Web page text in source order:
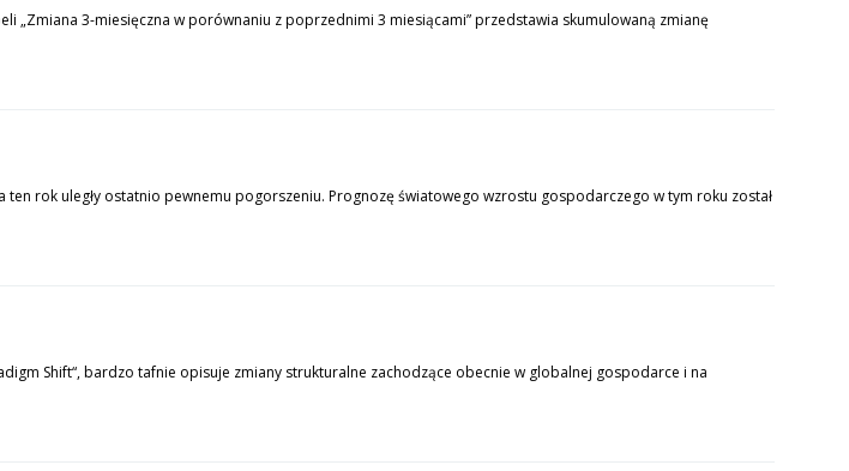
3-miesięczna w porównaniu z poprzednimi 3 miesiącami” przedstawia skumulowaną zmianę
rok uległy ostatnio pewnemu pogorszeniu. Prognozę światowego wzrostu gospodarczego w tym roku został
Shift“, bardzo tafnie opisuje zmiany strukturalne zachodzące obecnie w globalnej gospodarce i na